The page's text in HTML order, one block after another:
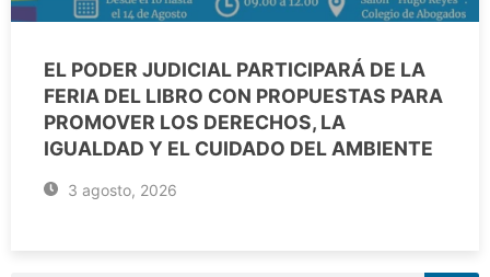
EL PODER JUDICIAL PARTICIPARÁ DE LA
FERIA DEL LIBRO CON PROPUESTAS PARA
PROMOVER LOS DERECHOS, LA
IGUALDAD Y EL CUIDADO DEL AMBIENTE
3 agosto, 2026